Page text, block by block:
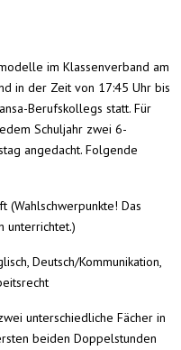
im Klassenverband am
in der Zeit von 17:45 Uhr bis
Berufskollegs statt. Für
Schuljahr zwei 6-
angedacht. Folgende
(Wahlschwerpunkte! Das
unterrichtet.)
Deutsch/Kommunikation,
unterschiedliche Fächer in
beiden Doppelstunden